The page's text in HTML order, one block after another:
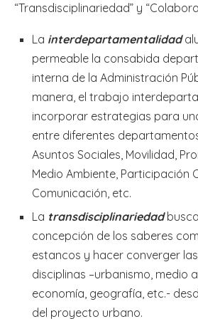
“Transdisciplinariedad” y
La interdepartamentalidad
permeable la consabida
interna de la Administración
manera, el trabajo
incorporar estrategias para
entre diferentes
Asuntos Sociales, Movilidad,
Medio Ambiente, Participación
Comunicación, etc.
La transdisciplinariedad
concepción de los saberes
estancos y hacer converger
disciplinas –urbanismo, medio
economía, geografía, etc.-
del proyecto urbano.